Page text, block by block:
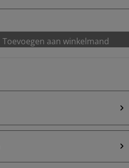
Toevoegen aan winkelmand